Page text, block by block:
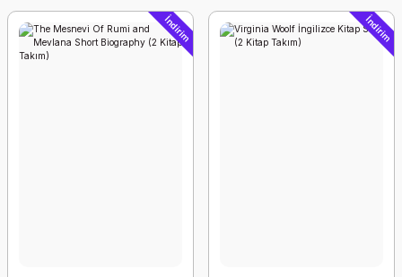
İndirim İndirim